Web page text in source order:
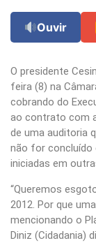
Ouvir
O presidente
feira (8) na
cobrando do
ao contrato com
de uma auditoria
não for concluído
iniciadas em
“Queremos
2012. Por que
mencionando o
Diniz (Cidadania)